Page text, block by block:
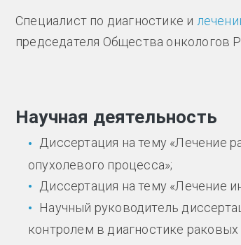
Специалист по диагностике и
председателя Общества онкологов
Научная деятельность
Диссертация на тему «Лечение
опухолевого процесса»;
Диссертация на тему «Лечение
Научный руководитель
контролем в диагностике раковых